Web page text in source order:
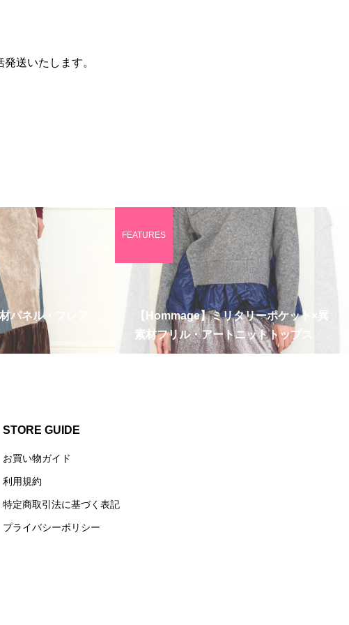
送いたします。
パネル・フレア
【Hommage】ミリタリーポケット×異
素材フリル・アートニットトップス
FEATURES
STORE GUIDE
お買い物ガイド
利用規約
特定商取引法に基づく表記
プライバシーポリシー